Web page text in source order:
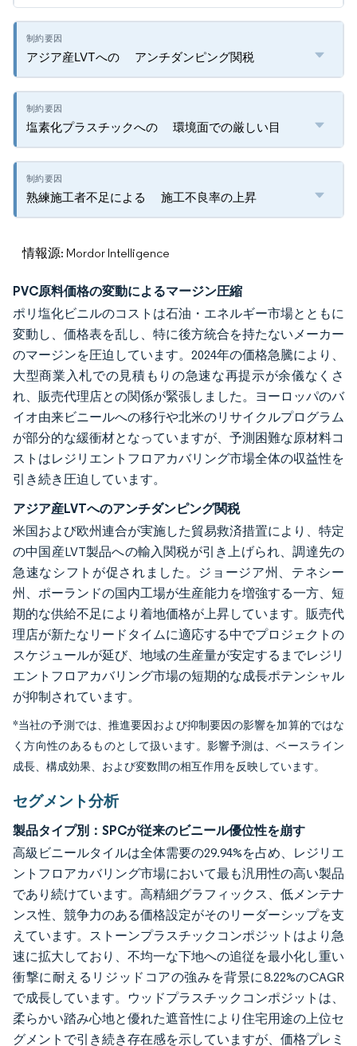
アジア産LVTへの アンチダンピング関税
塩素化プラスチックへの 環境面での厳しい目
熟練施工者不足による 施工不良率の上昇
情報源: Mordor Intelligence
PVC原料価格の変動によるマージン圧縮
ポリ塩化ビニルのコストは石油・エネルギー市場とともに
変動し、価格表を乱し、特に後方統合を持たないメーカー
のマージンを圧迫しています。2024年の価格急騰により、
大型商業入札での見積もりの急速な再提示が余儀なくさ
れ、販売代理店との関係が緊張しました。ヨーロッパのバ
イオ由来ビニールへの移行や北米のリサイクルプログラム
が部分的な緩衝材となっていますが、予測困難な原材料コ
ストはレジリエントフロアカバリング市場全体の収益性を
引き続き圧迫しています。
アジア産LVTへのアンチダンピング関税
米国および欧州連合が実施した貿易救済措置により、特定
の中国産LVT製品への輸入関税が引き上げられ、調達先の
急速なシフトが促されました。ジョージア州、テネシー
州、ポーランドの国内工場が生産能力を増強する一方、短
期的な供給不足により着地価格が上昇しています。販売代
理店が新たなリードタイムに適応する中でプロジェクトの
スケジュールが延び、地域の生産量が安定するまでレジリ
エントフロアカバリング市場の短期的な成長ポテンシャル
が抑制されています。
*当社の予測では、推進要因および抑制要因の影響を加算的ではな
く方向性のあるものとして扱います。影響予測は、ベースライン
成長、構成効果、および変数間の相互作用を反映しています。
セグメント分析
製品タイプ別：SPCが従来のビニール優位性を崩す
高級ビニールタイルは全体需要の29.94%を占め、レジリエ
ントフロアカバリング市場において最も汎用性の高い製品
であり続けています。高精細グラフィックス、低メンテナ
ンス性、競争力のある価格設定がそのリーダーシップを支
えています。ストーンプラスチックコンポジットはより急
速に拡大しており、不均一な下地への追従を最小化し重い
衝撃に耐えるリジッドコアの強みを背景に8.22%のCAGR
で成長しています。ウッドプラスチックコンポジットは、
柔らかい踏み心地と優れた遮音性により住宅用途の上位セ
グメントで引き続き存在感を示していますが、価格プレミ